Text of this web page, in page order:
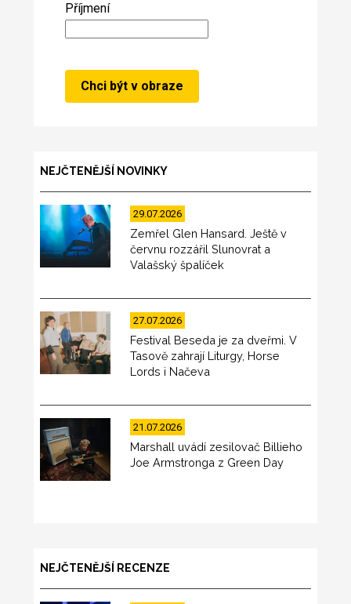
Příjmení
NEJČTENĚJŠÍ NOVINKY
29.07.2026
Zemřel Glen Hansard. Ještě v
červnu rozzářil Slunovrat a
Valašský špalíček
27.07.2026
Festival Beseda je za dveřmi. V
Tasově zahrají Liturgy, Horse
Lords i Načeva
21.07.2026
Marshall uvádí zesilovač Billieho
Joe Armstronga z Green Day
NEJČTENĚJŠÍ RECENZE